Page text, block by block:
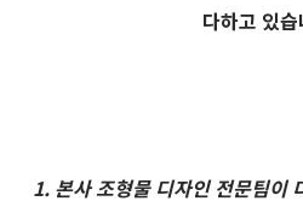
다하고 있
1. 본사 조형물 디자인 전문팀이